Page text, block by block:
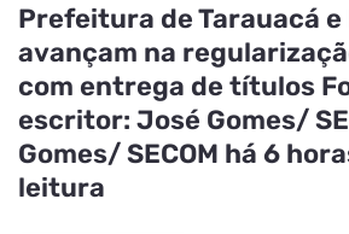
Prefeitura de Tarauacá
avançam na
com entrega de títulos
escritor: José Gomes/
Gomes/ SECOM há 6
leitura